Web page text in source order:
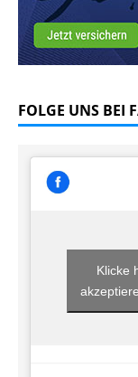
FOLGE UNS BEI
Klicke